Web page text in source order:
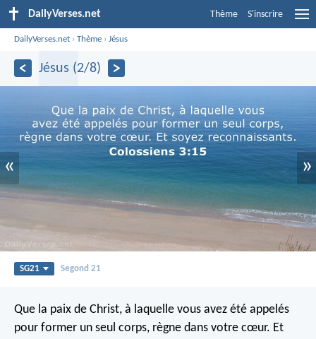
DailyVerses.net Thème S'inscrire
DailyVerses.net ›Thème ›Jésus
Jésus (2/8)
« »
SG21 Segond 21
Que la paix de Christ, à laquelle vous avez été appelés
pour former un seul corps, règne dans votre cœur. Et